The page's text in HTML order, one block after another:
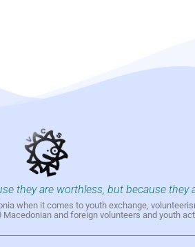
they are worthless, but because they
when it comes to youth exchange,
and foreign volunteers and youth